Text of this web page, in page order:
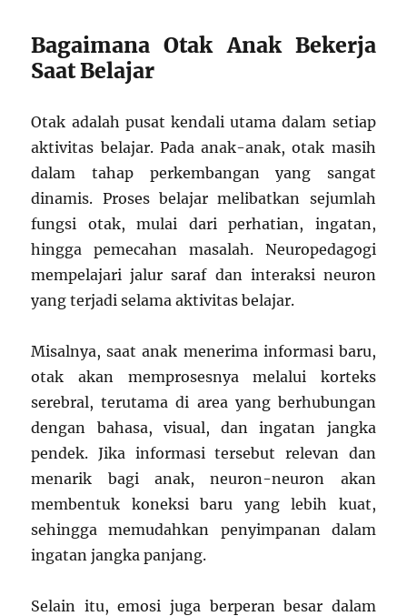
Bagaimana Otak Anak Bekerja
Saat Belajar
Otak adalah pusat kendali utama dalam setiap
aktivitas belajar. Pada anak-anak, otak masih
dalam tahap perkembangan yang sangat
dinamis. Proses belajar melibatkan sejumlah
fungsi otak, mulai dari perhatian, ingatan,
hingga pemecahan masalah. Neuropedagogi
mempelajari jalur saraf dan interaksi neuron
yang terjadi selama aktivitas belajar.
Misalnya, saat anak menerima informasi baru,
otak akan memprosesnya melalui korteks
serebral, terutama di area yang berhubungan
dengan bahasa, visual, dan ingatan jangka
pendek. Jika informasi tersebut relevan dan
menarik bagi anak, neuron-neuron akan
membentuk koneksi baru yang lebih kuat,
sehingga memudahkan penyimpanan dalam
ingatan jangka panjang.
Selain itu, emosi juga berperan besar dalam